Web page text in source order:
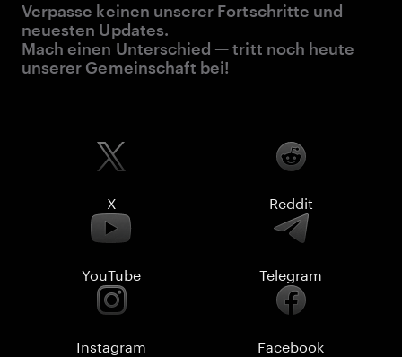
Verpasse keinen unserer Fortschritte und
neuesten Updates.
Mach einen Unterschied — tritt noch heute
unserer Gemeinschaft bei!
X Reddit
YouTube Telegram
Instagram Facebook